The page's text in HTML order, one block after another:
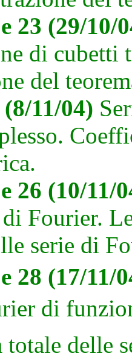
23 (29/10/
di cubetti
del
11/04)
26 (10/11/
Fourier.
serie di
28 (17/11/
di
totale delle